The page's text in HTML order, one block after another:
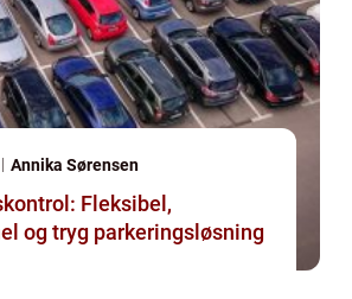
Annika Sørensen
Fleksibel,
og tryg parkeringsløsning